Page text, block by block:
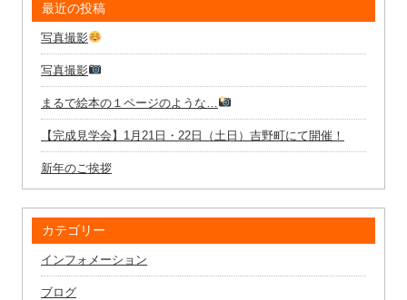
最近の投稿
写真撮影
写真撮影
まるで絵本の１ページのような…
【完成見学会】1月21日・22日（土日）吉野町にて開催！
新年のご挨拶
カテゴリー
インフォメーション
ブログ